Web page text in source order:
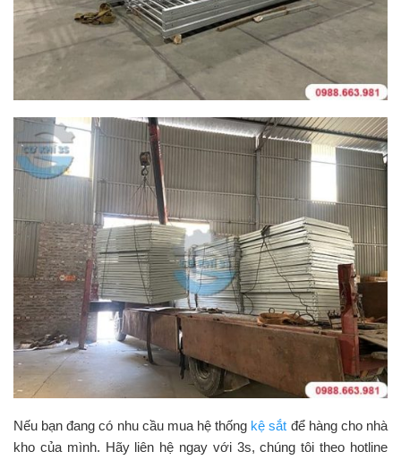
Nếu bạn đang có nhu cầu mua hệ thống kệ sắt để hàng cho nhà
kho của mình. Hãy liên hệ ngay với 3s, chúng tôi theo hotline